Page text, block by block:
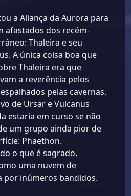
a Aliança da Aurora para
afastados dos recém-
Thaleira e seu
A única coisa boa que
Thaleira era que
a reverência pelos
pelas cavernas.
de Ursar e Vulcanus
estaria em curso se não
um grupo ainda pior de
Phaethon.
o que é sagrado,
uma nuvem de
por inúmeros bandidos.